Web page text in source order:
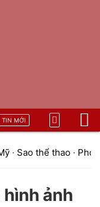
TIN MỚI
· Sao thể thao ·
ảnh